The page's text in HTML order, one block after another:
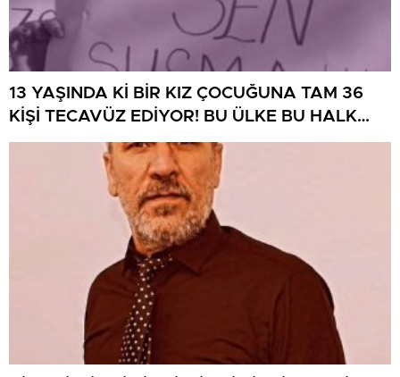
13 YAŞINDA Kİ BİR KIZ ÇOCUĞUNA TAM 36
KİŞİ TECAVÜZ EDİYOR! BU ÜLKE BU HALK
NEREYE SAVRULDU NASIL SAVRULDU!